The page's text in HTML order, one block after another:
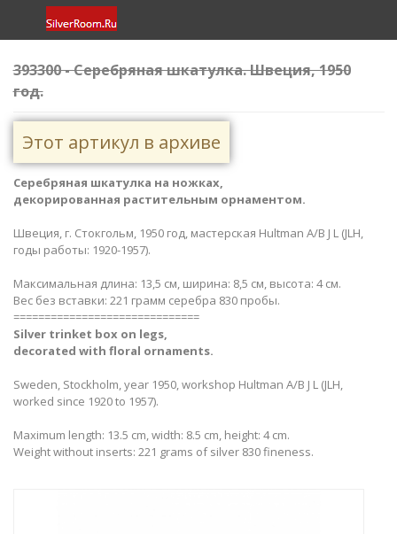
393300 - Серебряная шкатулка. Швеция, 1950
год.
Этот артикул в архиве
Серебряная шкатулка на ножках,
декорированная растительным орнаментом.
Швеция, г. Стокгольм, 1950 год, мастерская Hultman A/B J L (JLH,
годы работы: 1920-1957).
Максимальная длина: 13,5 см, ширина: 8,5 см, высота: 4 см.
Вес без вставки: 221 грамм серебра 830 пробы.
==============================
Silver trinket box on legs​,
decorated with floral ornaments​.
Sweden, Stockholm, year 1950, workshop Hultman A/B J L (JLH,
worked since 1920 to 1957).
Maximum length: 13.5 cm, width: 8.5 cm, height: 4 cm.
Weight without inserts: 221 grams of silver 830 fineness.